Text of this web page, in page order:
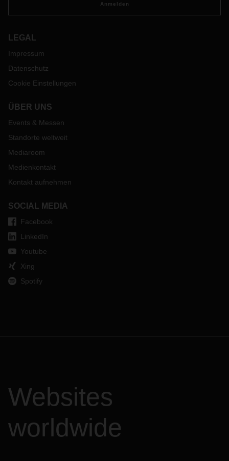
Anmelden
LEGAL
Impressum
Datenschutz
Cookie Einstellungen
ÜBER UNS
Events & Messen
Standorte weltweit
Mediaroom
Medienkontakt
Kontakt aufnehmen
SOCIAL MEDIA
Facebook
LinkedIn
Youtube
Xing
Spotify
Websites
worldwide